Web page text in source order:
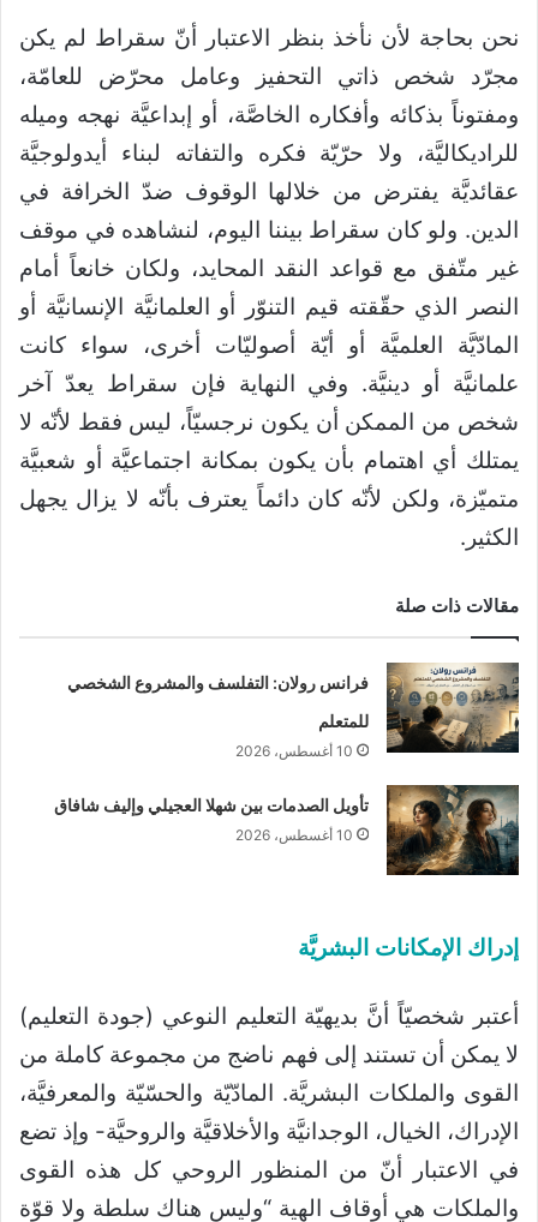
نحن بحاجة لأن نأخذ بنظر الاعتبار أنّ سقراط لم يكن
مجرّد شخص ذاتي التحفيز وعامل محرّض للعامّة،
ومفتوناً بذكائه وأفكاره الخاصَّة، أو إبداعيَّة نهجه وميله
للراديكاليَّة، ولا حرّيّة فكره والتفاته لبناء أيدولوجيَّة
عقائديَّة يفترض من خلالها الوقوف ضدّ الخرافة في
الدين. ولو كان سقراط بيننا اليوم، لنشاهده في موقف
غير متّفق مع قواعد النقد المحايد، ولكان خانعاً أمام
النصر الذي حقّقته قيم التنوّر أو العلمانيَّة الإنسانيَّة أو
المادّيَّة العلميَّة أو أيّة أصوليّات أخرى، سواء كانت
علمانيَّة أو دينيَّة. وفي النهاية فإن سقراط يعدّ آخر
شخص من الممكن أن يكون نرجسيّاً، ليس فقط لأنّه لا
يمتلك أي اهتمام بأن يكون بمكانة اجتماعيَّة أو شعبيَّة
متميّزة، ولكن لأنّه كان دائماً يعترف بأنّه لا يزال يجهل
الكثير.
مقالات ذات صلة
فرانس رولان: التفلسف والمشروع الشخصي
للمتعلم
10 أغسطس، 2026
تأويل الصدمات بين شهلا العجيلي وإليف شافاق
10 أغسطس، 2026
إدراك الإمكانات البشريَّة
أعتبر شخصيّاً أنَّ بديهيّة التعليم النوعي (جودة التعليم)
لا يمكن أن تستند إلى فهم ناضج من مجموعة كاملة من
القوى والملكات البشريَّة. المادّيّة والحسّيّة والمعرفيَّة،
الإدراك، الخيال، الوجدانيَّة والأخلاقيَّة والروحيَّة- وإذ تضع
في الاعتبار أنّ من المنظور الروحي كل هذه القوى
والملكات هي أوقاف الهية “وليس هناك سلطة ولا قوّة